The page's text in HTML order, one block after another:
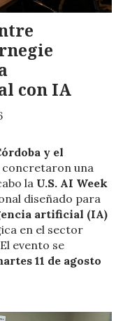
con IA
y el
concretaron una
la U.S. AI Week
diseñado para
artificial (IA)
en el sector
evento se
11 de agosto